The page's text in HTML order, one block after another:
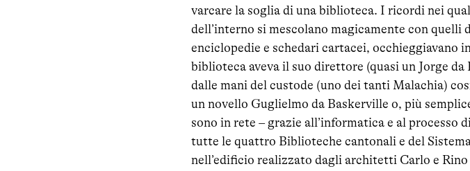
varcare la soglia di una biblioteca. I ricordi nei
dell’interno si mescolano magicamente con quelli
enciclopedie e schedari cartacei, occhieggiavano
biblioteca aveva il suo direttore (quasi un Jorge
dalle mani del custode (uno dei tanti Malachia)
un novello Guglielmo da Baskerville o, più
sono in rete – grazie all’informatica e al processo
tutte le quattro Biblioteche cantonali e del
nell’edificio realizzato dagli architetti Carlo e